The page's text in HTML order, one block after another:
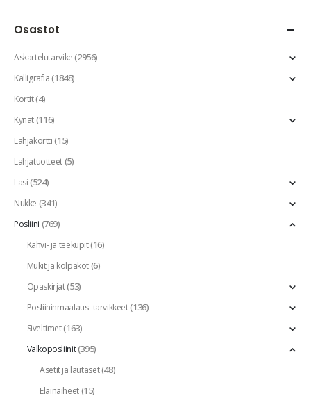
Osastot
Askartelutarvike(2956)
Kalligrafia(1848)
Kortit(4)
Kynät(116)
Lahjakortti(15)
Lahjatuotteet(5)
Lasi(524)
Nukke (341)
Posliini (769)
Kahvi- ja teekupit(16)
Mukit ja kolpakot(6)
Opaskirjat(53)
Posliininmaalaus- tarvikkeet(136)
Siveltimet(163)
Valkoposliinit(395)
Asetit ja lautaset(48)
Eläinaiheet(15)